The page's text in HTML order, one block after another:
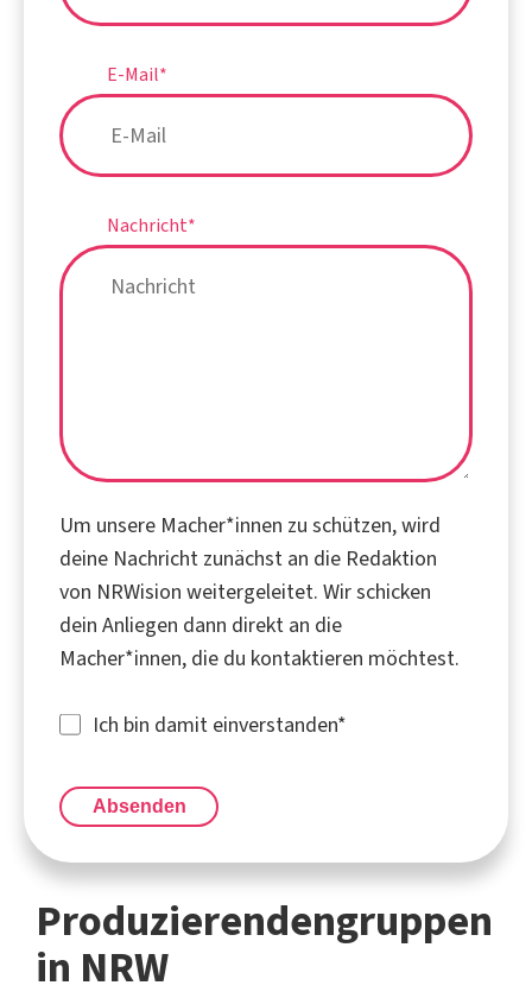
E-Mail*
Nachricht*
Um unsere Macher*innen zu schützen, wird
deine Nachricht zunächst an die Redaktion
von NRWision weitergeleitet. Wir schicken
dein Anliegen dann direkt an die
Macher*innen, die du kontaktieren möchtest.
Ich bin damit einverstanden*
Absenden
Produzierendengruppen
in NRW